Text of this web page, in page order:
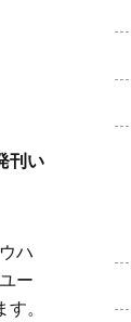
刊い
ハ
ー
。